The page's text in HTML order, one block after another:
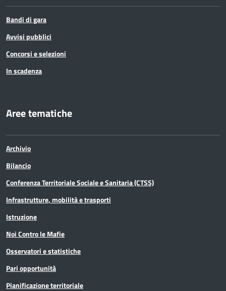
Bandi di gara
Avvisi pubblici
Concorsi e selezioni
In scadenza
Aree tematiche
Archivio
Bilancio
Conferenza Territoriale Sociale e Sanitaria (CTSS)
Infrastrutture, mobilità e trasporti
Istruzione
Noi Contro le Mafie
Osservatori e statistiche
Pari opportunità
Pianificazione territoriale